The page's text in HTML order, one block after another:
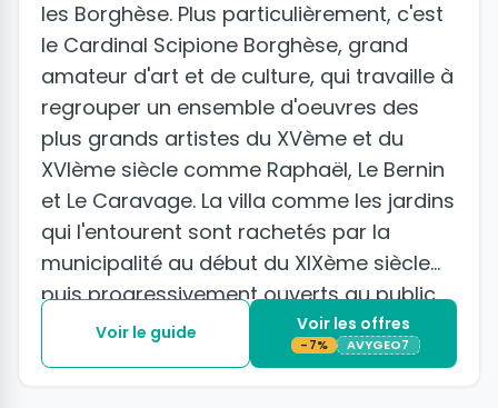
les Borghèse. Plus particulièrement, c'est
le Cardinal Scipione Borghèse, grand
amateur d'art et de culture, qui travaille à
regrouper un ensemble d'oeuvres des
plus grands artistes du XVème et du
XVIème siècle comme Raphaël, Le Bernin
et Le Caravage. La villa comme les jardins
qui l'entourent sont rachetés par la
municipalité au début du XIXème siècle
puis progressivement ouverts au public.
Voir le guide Voir les offres
-7% AVYGEO7